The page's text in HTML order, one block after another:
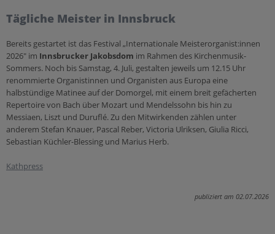
Tägliche Meister in Innsbruck
Bereits gestartet ist das Festival „Internationale Meisterorganist:innen
2026" im Innsbrucker Jakobsdom im Rahmen des Kirchenmusik-
Sommers. Noch bis Samstag, 4. Juli, gestalten jeweils um 12.15 Uhr
renommierte Organistinnen und Organisten aus Europa eine
halbstündige Matinee auf der Domorgel, mit einem breit gefächerten
Repertoire von Bach über Mozart und Mendelssohn bis hin zu
Messiaen, Liszt und Duruflé. Zu den Mitwirkenden zählen unter
anderem Stefan Knauer, Pascal Reber, Victoria Ulriksen, Giulia Ricci,
Sebastian Küchler-Blessing und Marius Herb.
Kathpress
publiziert am 02.07.2026